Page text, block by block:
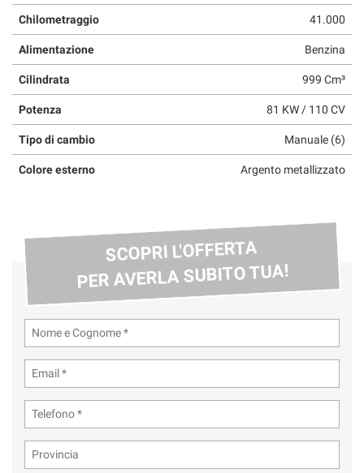
Chilometraggio 41.000
Alimentazione Benzina
Cilindrata 999 Cm³
Potenza 81 KW / 110 CV
Tipo di cambio Manuale (6)
Colore esterno Argento metallizzato
SCOPRI L'OFFERTA
PER AVERLA SUBITO TUA!
questi
strumenti
tracciamento
si
alla
cookie
policy.
Puoi
rivedere
tue
in
qualsiasi
momento.
Cookie necessari